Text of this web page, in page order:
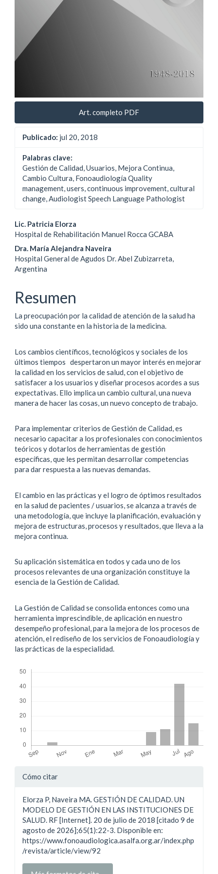
Art. completo PDF
Publicado: jul 20, 2018
Palabras clave:
Gestión de Calidad, Usuarios, Mejora Continua,
Cambio Cultura, Fonoaudiología Quality
management, users, continuous improvement, cultural
change, Audiologist Speech Language Pathologist
Contenido
principal
del
artículo
Lic. Patricia Elorza
Hospital de Rehabilitación Manuel Rocca GCABA
Dra. María Alejandra Naveira
Hospital General de Agudos Dr. Abel Zubizarreta,
Argentina
Resumen
La preocupación por la calidad de atención de la salud ha
sido una constante en la historia de la medicina.
Los cambios científicos, tecnológicos y sociales de los
últimos tiempos despertaron un mayor interés en mejorar
la calidad en los servicios de salud, con el objetivo de
satisfacer a los usuarios y diseñar procesos acordes a sus
expectativas. Ello implica un cambio cultural, una nueva
manera de hacer las cosas, un nuevo concepto de trabajo.
Para implementar criterios de Gestión de Calidad, es
necesario capacitar a los profesionales con conocimientos
teóricos y dotarlos de herramientas de gestión
específicas, que les permitan desarrollar competencias
para dar respuesta a las nuevas demandas.
El cambio en las prácticas y el logro de óptimos resultados
en la salud de pacientes / usuarios, se alcanza a través de
una metodología, que incluye la planificación, evaluación y
mejora de estructuras, procesos y resultados, que lleva a la
mejora continua.
Su aplicación sistemática en todos y cada uno de los
procesos relevantes de una organización constituye la
esencia de la Gestión de Calidad.
La Gestión de Calidad se consolida entonces como una
herramienta imprescindible, de aplicación en nuestro
desempeño profesional, para la mejora de los procesos de
atención, el rediseño de los servicios de Fonoaudiología y
las prácticas de la especialidad.
Detalles
artículo
Cómo citar
Elorza P, Naveira MA. GESTIÓN DE CALIDAD. UN
MODELO DE GESTIÓN EN LAS INSTITUCIONES DE
SALUD. RF [Internet]. 20 de julio de 2018 [citado 9 de
agosto de 2026];65(1):22-3. Disponible en:
https://www.fonoaudiologica.asalfa.org.ar/index.php
/revista/article/view/92